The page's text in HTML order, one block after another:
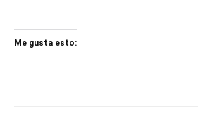
Me gusta esto: